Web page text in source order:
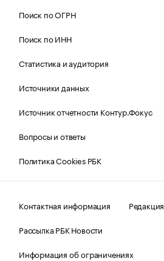
Поиск по ОГРН
Поиск по ИНН
Статистика и аудитория
Источники данных
Источник отчетности Контур.Фокус
Вопросы и ответы
Политика Cookies РБК
Контактная информация
Редакция
Рассылка РБК Новости
Информация об ограничениях